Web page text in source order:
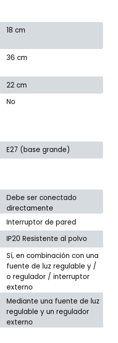
18 cm
36 cm
22 cm
No
E27 (base grande)
Debe ser conectado
directamente
Interruptor de pared
IP20 Resistente al polvo
Sí, en combinación con una
fuente de luz regulable y /
o regulador / interruptor
externo
Mediante una fuente de luz
regulable y un regulador
externo